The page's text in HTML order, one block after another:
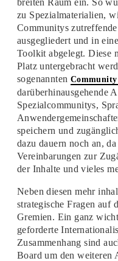
breiten Raum ein. So
zu Spezialmaterialien,
Communitys
ausgegliedert und in
Toolkit abgelegt. Diese
Platz untergebracht
sogenannten Community
darüberhinausgehende
Spezialcommunitys,
speichern und
dazu dauern noch an,
Vereinbarungen zur
der Inhalte und vieles
Neben diesen mehr
strategische Fragen auf
Gremien. Ein ganz
geforderte
Zusammenhang sind
Board um den weiteren